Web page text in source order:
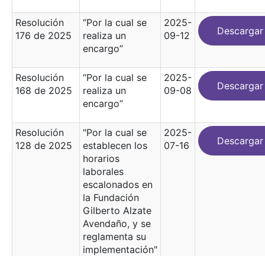
Resolución
176 de 2025
“Por la cual se
realiza un
encargo”
2025-
09-12
Descargar
Resolución
168 de 2025
“Por la cual se
realiza un
encargo”
2025-
09-08
Descargar
Resolución
128 de 2025
"Por la cual se
establecen los
horarios
laborales
escalonados en
la Fundación
Gilberto Alzate
Avendaño, y se
reglamenta su
implementación"
2025-
07-16
Descargar